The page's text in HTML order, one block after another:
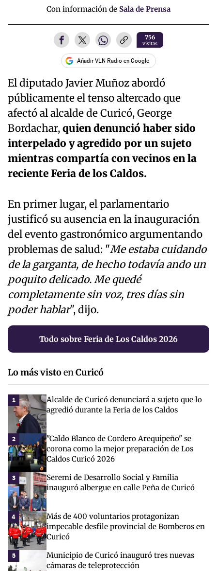
Con información de Sala de Prensa
756
visitas
Añadir VLN Radio en Google
El diputado Javier Muñoz abordó
públicamente el tenso altercado que
afectó al alcalde de Curicó, George
Bordachar,quien denunció haber sido
interpelado y agredido por un sujeto
mientras compartía con vecinos en la
reciente Feria de los Caldos.
En primer lugar, el parlamentario
justificó su ausencia en la inauguración
del evento gastronómico argumentando
problemas de salud: "Me estaba cuidando
de la garganta, de hecho todavía ando un
poquito delicado. Me quedé
completamente sin voz, tres días sin
poder hablar", dijo.
Todo sobre Feria de Los Caldos 2026
Lo más vistoenCuricó
1
Alcalde de Curicó denunciará a sujeto que lo
agredió durante la Feria de los Caldos
2
"Caldo Blanco de Cordero Arequipeño" se
corona como la mejor preparación de Los
Caldos Curicó 2026
3
Seremi de Desarrollo Social y Familia
inauguró albergue en calle Peña de Curicó
4
Más de 400 voluntarios protagonizan
impecable desfile provincial de Bomberos en
Curicó
5
Municipio de Curicó inauguró tres nuevas
cámaras de teleprotección